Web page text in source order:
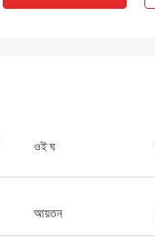
ওই ঘ
আয়তন